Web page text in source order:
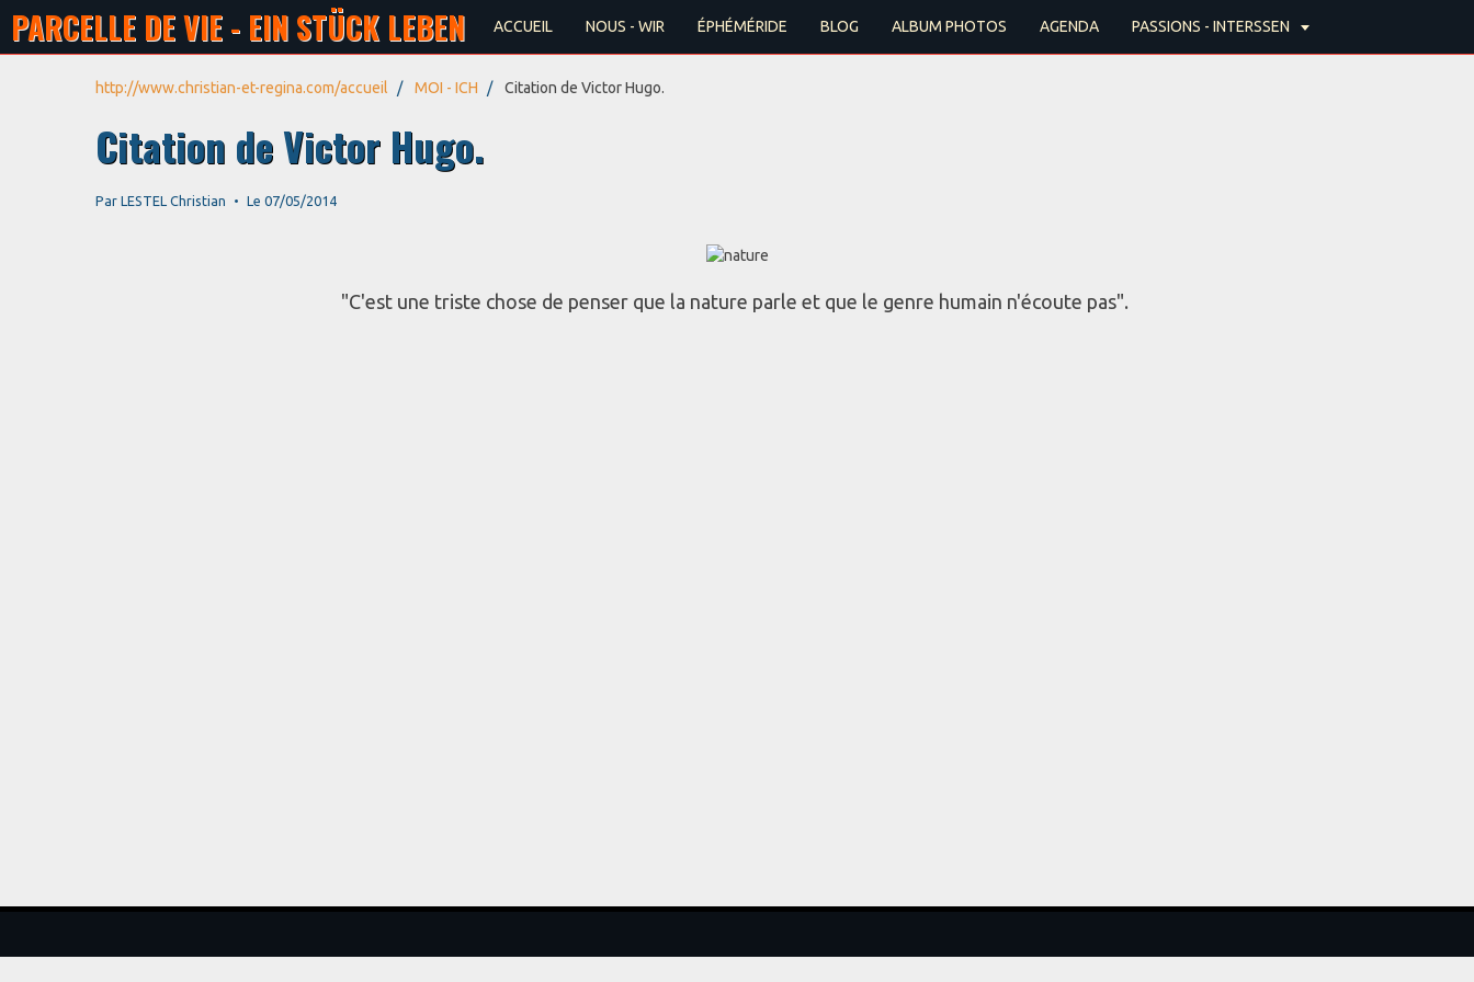
PARCELLE DE VIE - EIN STÜCK LEBEN ACCUEIL NOUS - WIR ÉPHÉMÉRIDE BLOG ALBUM PHOTOS AGENDA PASSIONS - INTERSSEN
http://www.christian-et-regina.com/accueil MOI - ICH Citation de Victor Hugo.
Citation de Victor Hugo.
Par LESTEL Christian Le 07/05/2014
"C'est une triste chose de penser que la nature parle et que le genre humain n'écoute pas".